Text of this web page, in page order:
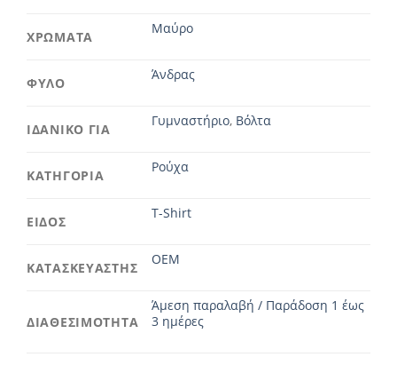
ΧΡΩΜΑΤΑ
Μαύρο
ΦΥΛΟ
Άνδρας
ΙΔΑΝΙΚΟ ΓΙΑ
Γυμναστήριο, Βόλτα
ΚΑΤΗΓΟΡΙΑ
Ρούχα
ΕΙΔΟΣ
T-Shirt
ΚΑΤΑΣΚΕΥΑΣΤΗΣ
OEM
ΔΙΑΘΕΣΙΜΟΤΗΤΑ
Άμεση παραλαβή / Παράδοση 1 έως
3 ημέρες